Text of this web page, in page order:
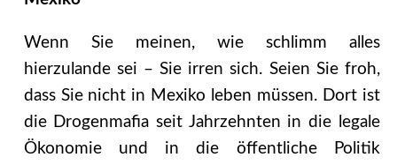
Wenn Sie meinen, wie schlimm alles
hierzulande sei – Sie irren sich. Seien Sie froh,
dass Sie nicht in Mexiko leben müssen. Dort ist
die Drogenmafia seit Jahrzehnten in die legale
Ökonomie und in die öffentliche Politik